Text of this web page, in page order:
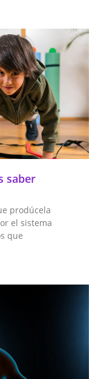
saber
prodúcela
el sistema
que